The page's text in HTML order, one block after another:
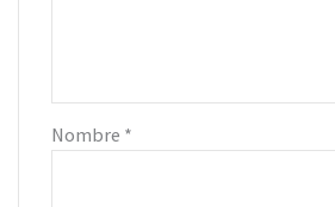
Nombre *